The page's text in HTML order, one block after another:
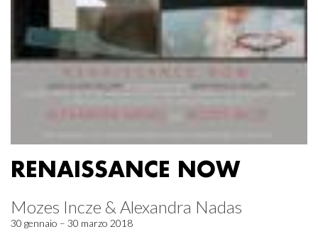
RENAISSANCE NOW
Mozes Incze & Alexandra Nadas
30 gennaio – 30 marzo 2018